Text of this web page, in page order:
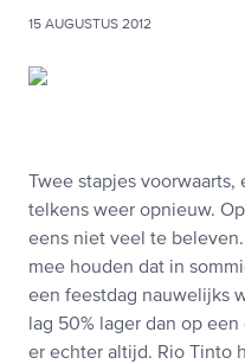
15 AUGUSTUS 2012
Twee stapjes
telkens weer opnieuw.
eens niet veel te
mee houden dat in
een feestdag nauwelijks
lag 50% lager dan op
er echter altijd. Rio Tinto